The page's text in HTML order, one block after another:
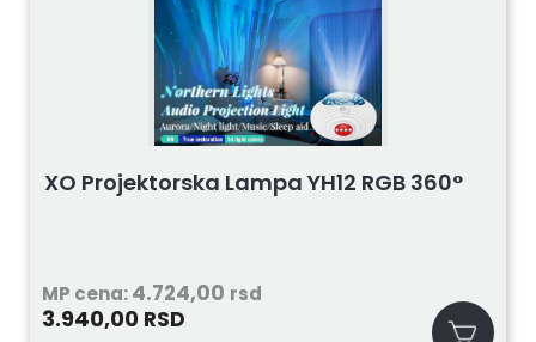
XO Projektorska Lampa YH12 RGB 360°
MP cena:4.724,00 rsd
3.940,00 RSD